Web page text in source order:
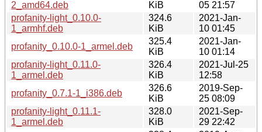
2_amd64.deb
KiB
05 21:57
profanity-light_0.10.0-
1_armhf.deb
324.6
KiB
2021-Jan-
10 01:45
profanity_0.10.0-1_armel.deb
325.4
KiB
2021-Jan-
10 01:14
profanity-light_0.11.0-
1_armel.deb
326.4
KiB
2021-Jul-25
12:58
profanity_0.7.1-1_i386.deb
326.6
KiB
2019-Sep-
25 08:09
profanity-light_0.11.1-
1_armel.deb
328.0
KiB
2021-Sep-
29 22:42